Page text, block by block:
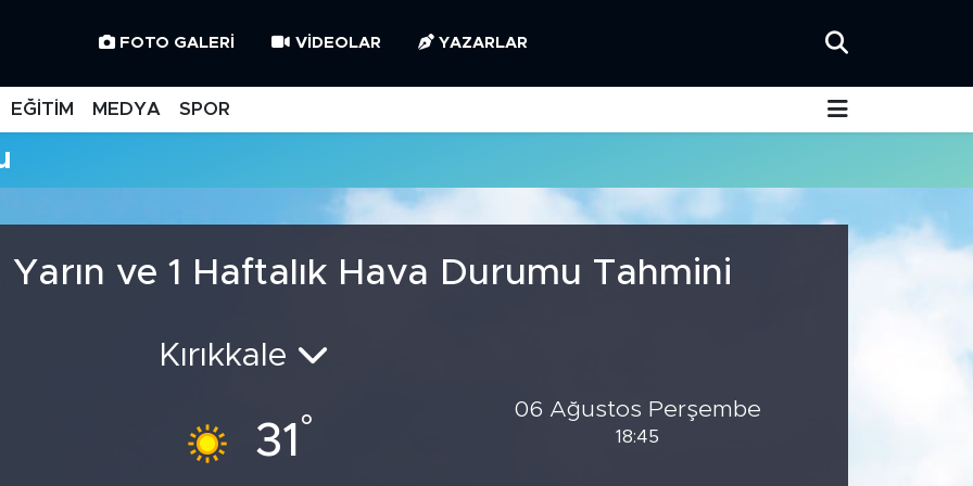
FOTO GALERI VIDEOLAR YAZARLAR
EĞİTİM MEDYA SPOR
Yarın ve 1 Haftalık Hava Durumu Tahmini
Kırıkkale
31 °
06 Ağustos Perşembe
18:45